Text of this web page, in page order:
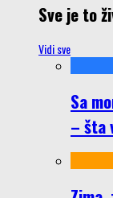
Sve je to
Vidi sve
Sa
– šta